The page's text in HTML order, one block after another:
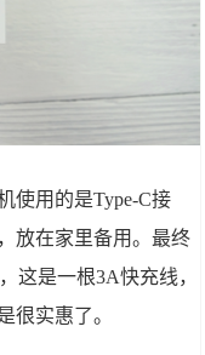
使用的是Type-C接
放在家里备用。最终
这是一根3A快充线，
很实惠了。